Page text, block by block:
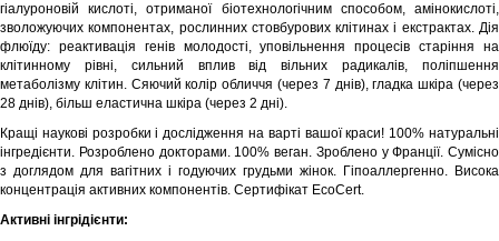
гіалуроновій кислоті, отриманої біотехнологічним способом, амінокислоті,
зволожуючих компонентах, рослинних стовбурових клітинах і екстрактах. Дія
флюїду: реактивація генів молодості, уповільнення процесів старіння на
клітинному рівні, сильний вплив від вільних радикалів, поліпшення
метаболізму клітин. Сяючий колір обличчя (через 7 днів), гладка шкіра (через
28 днів), більш еластична шкіра (через 2 дні).
Кращі наукові розробки і дослідження на варті вашої краси! 100% натуральні
інгредієнти. Розроблено докторами. 100% веган. Зроблено у Франції. Сумісно
з доглядом для вагітних і годуючих грудьми жінок. Гіпоаллергенно. Висока
концентрація активних компонентів. Сертифікат EcoCert.
Активні інгрідієнти: